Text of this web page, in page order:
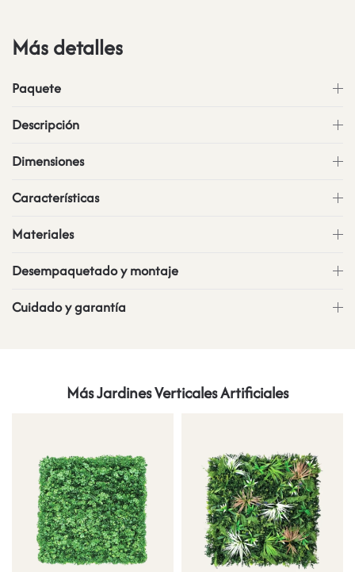
Más detalles
Paquete
Descripción
Dimensiones
Características
Materiales
Desempaquetado y montaje
Cuidado y garantía
Más Jardines Verticales Artificiales